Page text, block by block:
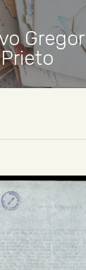
DIBUJO
Prieto